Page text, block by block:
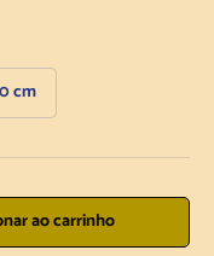
cm
ao carrinho